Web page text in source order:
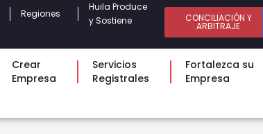
Regiones
Huila Produce
y Sostiene
CONCILIACIÓN Y
ARBITRAJE
Crear
Empresa
Servicios
Registrales
Fortalezca su
Empresa